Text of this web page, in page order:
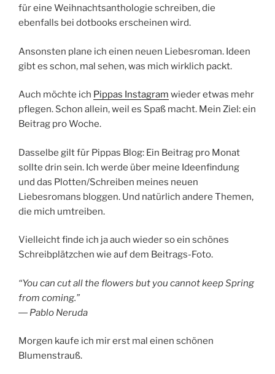
für eine Weihnachtsanthologie schreiben, die
ebenfalls bei dotbooks erscheinen wird.
Ansonsten plane ich einen neuen Liebesroman. Ideen
gibt es schon, mal sehen, was mich wirklich packt.
Auch möchte ich Pippas Instagram wieder etwas mehr
pflegen. Schon allein, weil es Spaß macht. Mein Ziel: ein
Beitrag pro Woche.
Dasselbe gilt für Pippas Blog: Ein Beitrag pro Monat
sollte drin sein. Ich werde über meine Ideenfindung
und das Plotten/Schreiben meines neuen
Liebesromans bloggen. Und natürlich andere Themen,
die mich umtreiben.
Vielleicht finde ich ja auch wieder so ein schönes
Schreibplätzchen wie auf dem Beitrags-Foto.
“You can cut all the flowers but you cannot keep Spring
from coming.”
― Pablo Neruda
Morgen kaufe ich mir erst mal einen schönen
Blumenstrauß.